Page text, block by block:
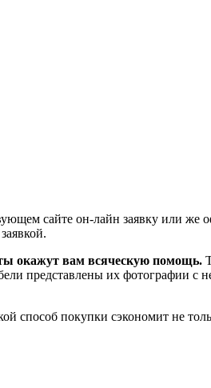
сайте он-лайн заявку или же
окажут вам всяческую помощь.
представлены их фотографии с
способ покупки сэкономит не